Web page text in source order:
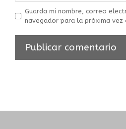
Guarda mi nombre, correo
navegador para la próxima vez